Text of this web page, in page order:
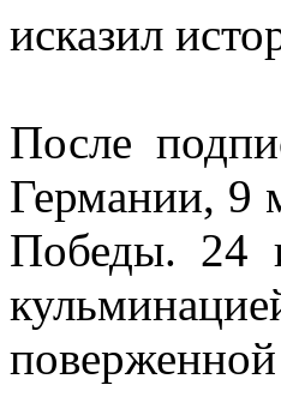
исказил
После
Германии, 9
Победы. 24